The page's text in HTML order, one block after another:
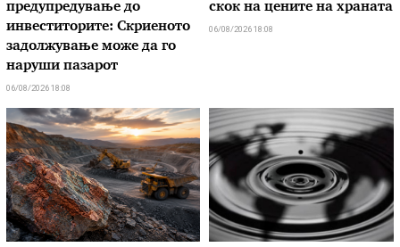
предупредување до
инвеститорите: Скриеното
задолжување може да го
наруши пазарот
06/08/2026 18:08
скок на цените на храната
06/08/2026 18:08